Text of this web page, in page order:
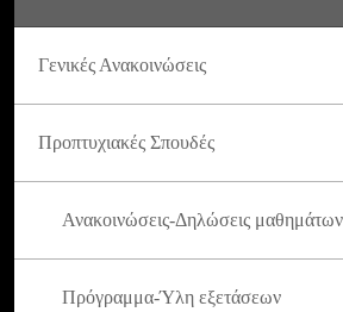
Γενικές Ανακοινώσεις
Προπτυχιακές Σπουδές
Ανακοινώσεις-Δηλώσεις μαθημάτων
Πρόγραμμα-Ύλη εξετάσεων